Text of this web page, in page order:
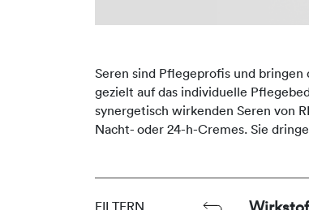
Seren sind Pflegeprofis und
gezielt auf das individuelle
synergetisch wirkenden Seren von
Nacht- oder 24-h-Cremes. Sie
FILTERN